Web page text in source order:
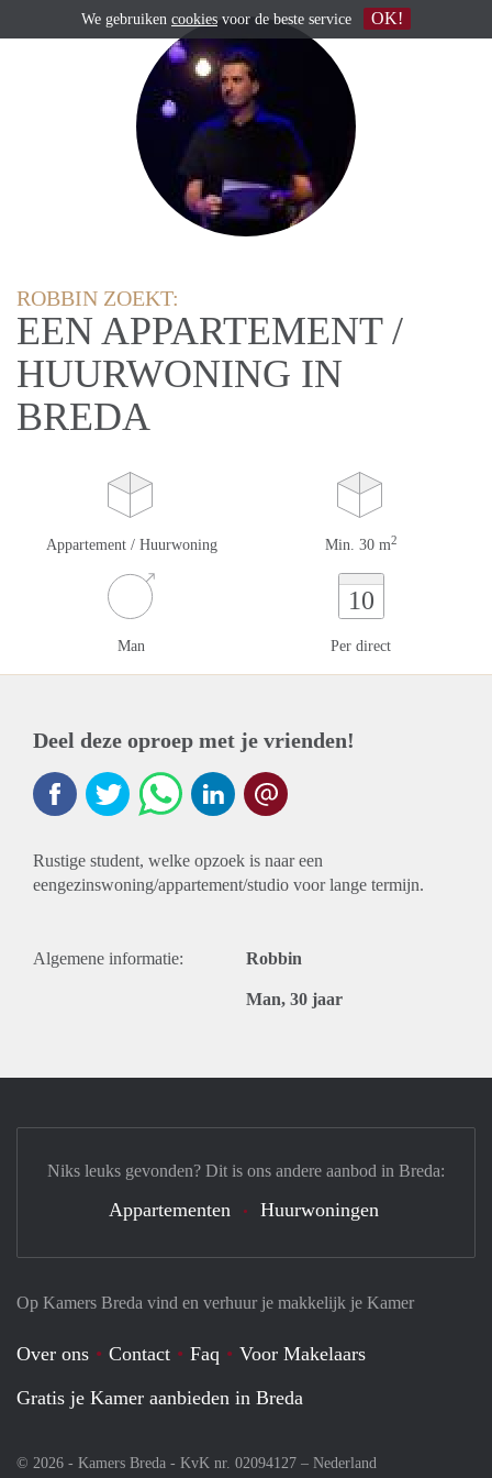
ROBBIN ZOEKT:
EEN APPARTEMENT /
HUURWONING IN
BREDA
Appartement / Huurwoning Min. 30 m2
Man
10
Per direct
Deel deze oproep met je vrienden!
Rustige student, welke opzoek is naar een
eengezinswoning/appartement/studio voor lange termijn.
Algemene informatie: Robbin
Man, 30 jaar
Op Kamers Breda vind en verhuur je makkelijk je Kamer
Over ons Contact Faq
Voor Makelaars
Gratis je Kamer aanbieden in Breda
© 2026 - Kamers Breda - KvK nr. 02094127 – Nederland
Niks leuks gevonden? Dit is ons andere aanbod in Breda:
Appartementen Huurwoningen
We gebruiken cookiesvoor de beste service OK!